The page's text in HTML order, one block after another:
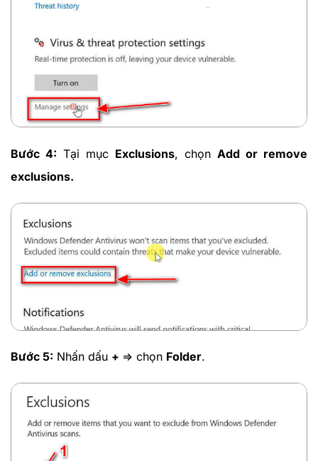
Bước 4: Tại mục Exclusions, chọn Add or remove
exclusions.
Bước 5: Nhấn dấu + => chọn Folder.